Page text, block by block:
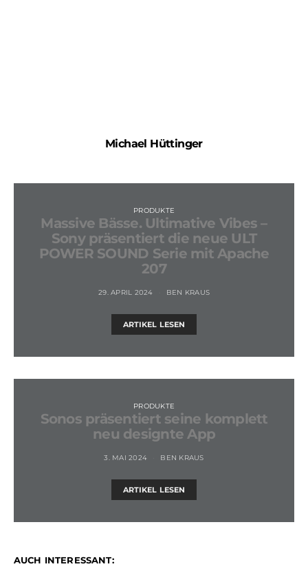
Michael Hüttinger
PRODUKTE
Massive Bässe. Ultimative Vibes –
Sony präsentiert die neue ULT
POWER SOUND Serie mit Apache
207
29. APRIL 2024 BEN KRAUS
ARTIKEL LESEN
PRODUKTE
Sonos präsentiert seine komplett
neu designte App
3. MAI 2024 BEN KRAUS
ARTIKEL LESEN
AUCH INTERESSANT: